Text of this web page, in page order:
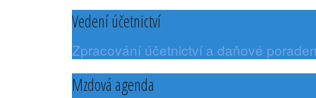
Vedení účetnictví
Zpracování účetnictví a daňové
Mzdová agenda